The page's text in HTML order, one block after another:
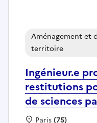
Ingénieur.e
restitutions
de sciences
Aménagement et
territoire
Localisation :
Paris(75)